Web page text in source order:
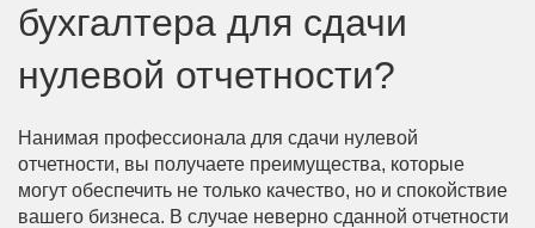
бухгалтера для сдачи
нулевой отчетности?
Нанимая профессионала для сдачи нулевой
отчетности, вы получаете преимущества, которые
могут обеспечить не только качество, но и спокойствие
вашего бизнеса. В случае неверно сданной отчетности